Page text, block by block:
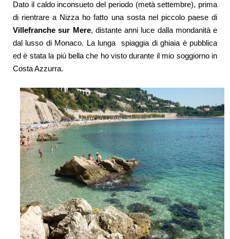
Dato il caldo inconsueto del periodo (metà settembre), prima
di rientrare a Nizza ho fatto una sosta nel piccolo paese di
Villefranche sur Mere, distante anni luce dalla mondanità e
dal lusso di Monaco. La lunga spiaggia di ghiaia è pubblica
ed è stata la più bella che ho visto durante il mio soggiorno in
Costa Azzurra.